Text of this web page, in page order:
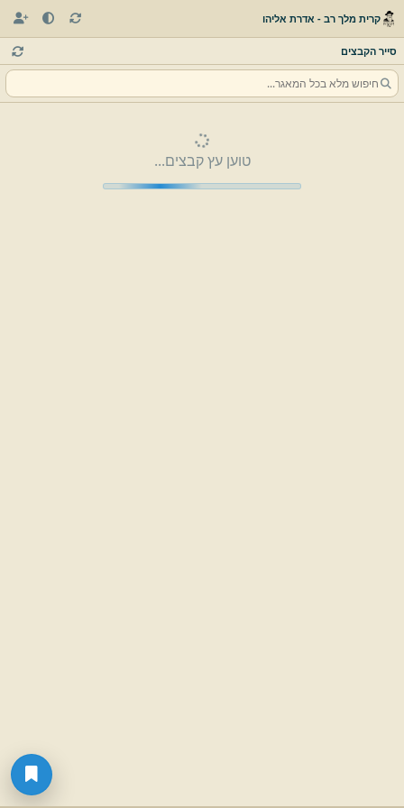
קרית מלך רב - אדרת אליהו
סייר הקבצים
טוען עץ קבצים...